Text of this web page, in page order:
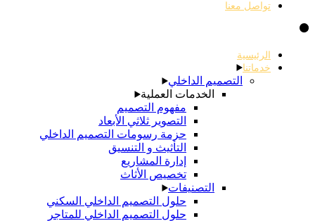
تواصل معنا
الرئيسية
خدماتنا
التصميم الداخلي
الخدمات العملية
مفهوم التصميم
التصوير ثلاثي الأبعاد
حزمة رسومات التصميم الداخلي
التأثيث و التنسيق
إدارة المشاريع
تخصيص الأثاث
التصنيفات
حلول التصميم الداخلي السكني
حلول التصميم الداخلي للمتاجر